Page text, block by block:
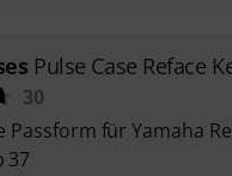
Pulse Case Reface
30
Passform für Yamaha
37